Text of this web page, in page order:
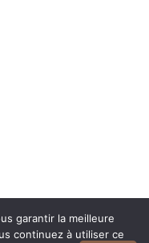
garantir la meilleure
continuez à utiliser ce